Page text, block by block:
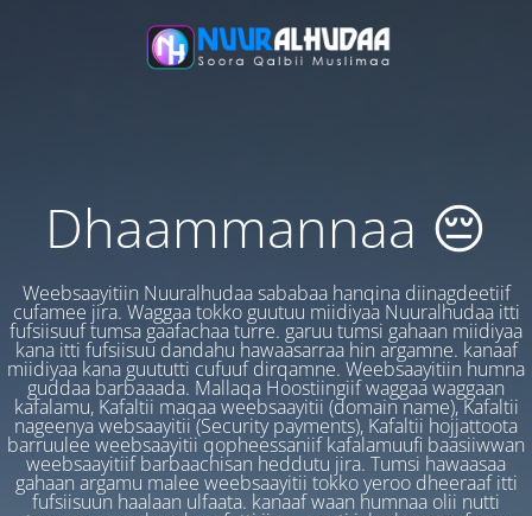
Dhaammannaa 😔
Weebsaayitiin Nuuralhudaa sababaa hanqina diinagdeetiif
cufamee jira. Waggaa tokko guutuu miidiyaa Nuuralhudaa itti
fufsiisuuf tumsa gaafachaa turre. garuu tumsi gahaan miidiyaa
kana itti fufsiisuu dandahu hawaasarraa hin argamne. kanaaf
miidiyaa kana guututti cufuuf dirqamne. Weebsaayitiin humna
guddaa barbaaada. Mallaqa Hoostiingiif waggaa waggaan
kafalamu, Kafaltii maqaa weebsaayitii (domain name), Kafaltii
nageenya websaayitii (Security payments), Kafaltii hojjattoota
barruulee weebsaayitii qopheessaniif kafalamuufi baasiiwwan
weebsaayitiif barbaachisan heddutu jira. Tumsi hawaasaa
gahaan argamu malee weebsaayitii tokko yeroo dheeraaf itti
fufsiisuun haalaan ulfaata. kanaaf waan humnaa olii nutti